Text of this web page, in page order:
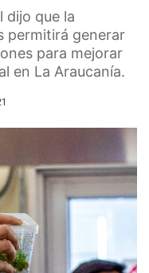
dijo que la
permitirá generar
para mejorar
en La Araucanía.